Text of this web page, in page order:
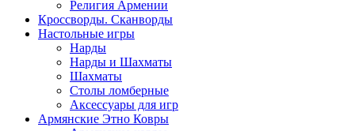
Религия Армении
Кроссворды. Сканворды
Настольные игры
Нарды
Нарды и Шахматы
Шахматы
Столы ломберные
Аксессуары для игр
Армянские Этно Ковры